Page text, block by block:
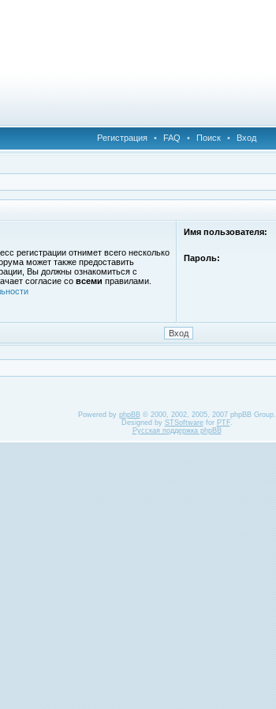
Регистрация • FAQ • Поиск • Вход
регистрации отнимет всего несколько
может также предоставить
Вы должны ознакомиться с
согласие со всеми правилами.
Имя пользователя:
Пароль:
Powered by phpBB© 2000, 2002, 2005, 2007 phpBB Group.
Designed by STSoftwarefor PTF.
Русская поддержка phpBB